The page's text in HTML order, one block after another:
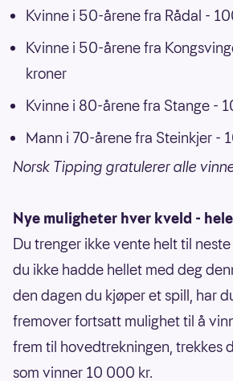
Kvinne i 50-årene fra Rådal -
Kvinne i 50-årene fra
kroner
Kvinne i 80-årene fra Stange -
Mann i 70-årene fra Steinkjer -
Norsk Tipping gratulerer alle
Nye muligheter hver kveld -
Du trenger ikke vente helt til
du ikke hadde hellet med deg
den dagen du kjøper et spill, har
fremover fortsatt mulighet til å
frem til hovedtrekningen, trekkes
som vinner 10 000 kr.